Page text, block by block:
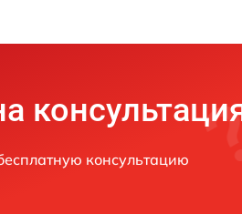
консультацию